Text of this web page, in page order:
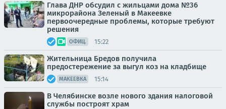
Глава ДНР обсудил с жильцами дома №36
микрорайона Зеленый в Макеевке
первоочередные проблемы, которые требуют
решения
ОФИЦ. 15:22
Жительница Бредов получила
предостережение за выгул коз на кладбище
МАКЕЕВКА 15:14
В Челябинске возле нового здания налоговой
службы построят храм